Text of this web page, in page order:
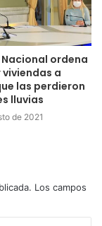
ordena
a
las perdieron
lluvias
de 2021
Los campos